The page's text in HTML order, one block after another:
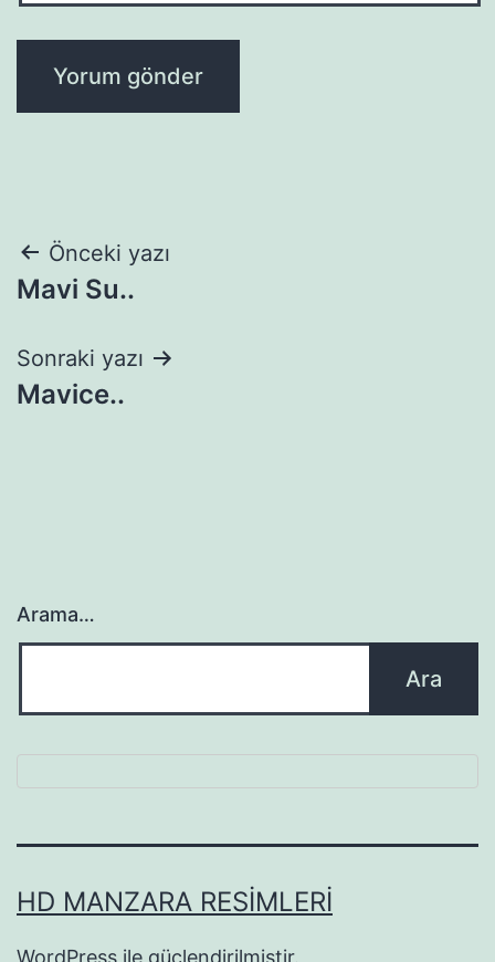
Yazı
gezinmesi
Önceki yazı
Mavi Su..
Sonraki yazı
Mavice..
Arama…
HD MANZARA RESIMLERI
WordPress ile güçlendirilmiştir.